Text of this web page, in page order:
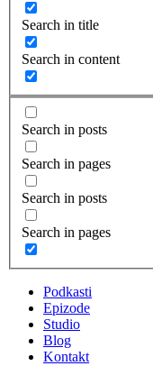
Search in title
Search in content
Search in posts
Search in pages
Search in posts
Search in pages
Podkasti
Epizode
Studio
Blog
Kontakt